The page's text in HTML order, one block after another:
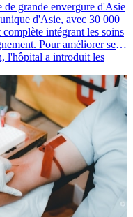
grande envergure d'Asie
d'Asie, avec 30 000
intégrant les soins
Pour améliorer ses
l'hôpital a introduit les
Cilico et un système
améliorant ainsi
et la gestion de